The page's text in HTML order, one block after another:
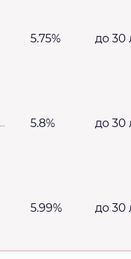
5.75% до 30
5.8% до 30
5.99% до 30